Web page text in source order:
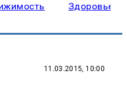
Здоровье
11.03.2015, 10:00